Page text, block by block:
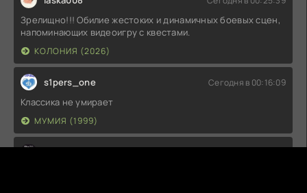
Зрелищно!!! Обилие жестоких и динамичных боевых сцен,
напоминающих видеоигру с квестами.
КОЛОНИЯ (2026)
s1pers_one Сегодня в 00:16:09
Классика не умирает
МУМИЯ (1999)